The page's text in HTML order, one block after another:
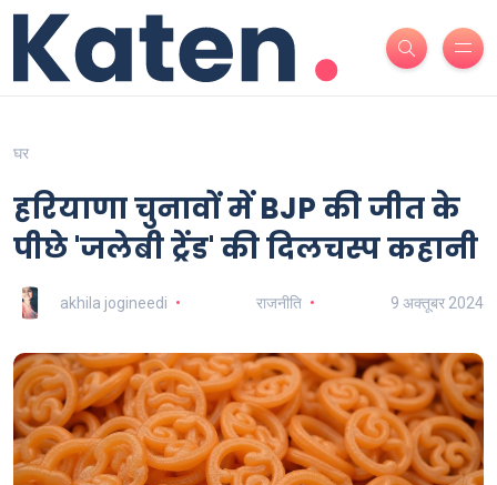
घर
हरियाणा चुनावों में BJP की जीत के
पीछे 'जलेबी ट्रेंड' की दिलचस्प कहानी
akhila jogineedi राजनीति 9 अक्तूबर 2024